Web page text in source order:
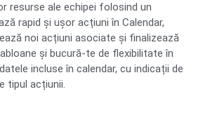
resurse ale echipei folosind un
rapid și ușor acțiuni în Calendar,
noi acțiuni asociate și finalizează
și bucură-te de flexibilitate în
incluse în calendar, cu indicații de
tipul acțiunii.